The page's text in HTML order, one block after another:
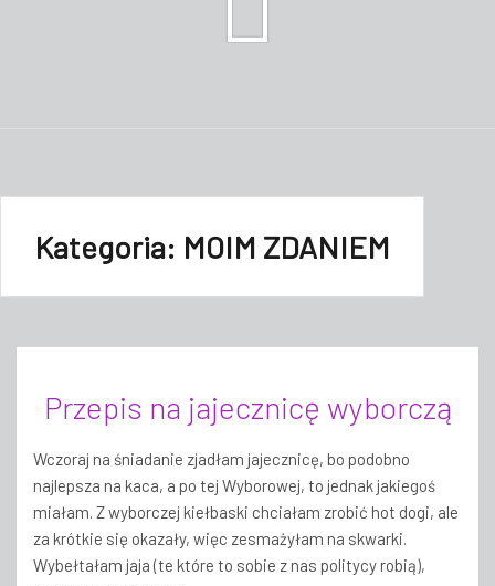
Kategoria: MOIM ZDANIEM
Przepis na jajecznicę wyborczą
Wczoraj na śniadanie zjadłam jajecznicę, bo podobno
najlepsza na kaca, a po tej Wyborowej, to jednak jakiegoś
miałam. Z wyborczej kiełbaski chciałam zrobić hot dogi, ale
za krótkie się okazały, więc zesmażyłam na skwarki.
Wybełtałam jaja (te które to sobie z nas politycy robią),